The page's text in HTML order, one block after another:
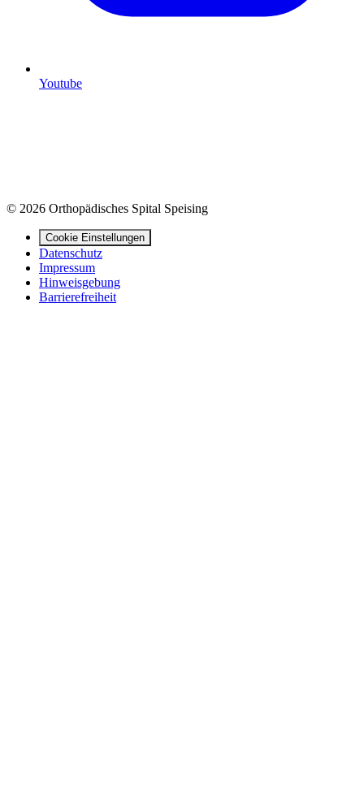
Youtube
© 2026 Orthopädisches Spital Speising
Cookie Einstellungen
Datenschutz
Impressum
Hinweisgebung
Barrierefreiheit